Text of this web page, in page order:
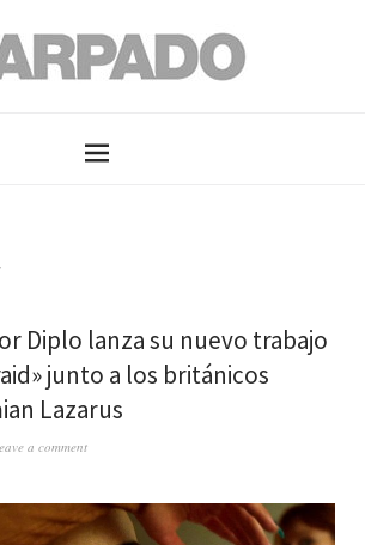
Diplo lanza su nuevo trabajo
junto a los británicos
Lazarus
a comment